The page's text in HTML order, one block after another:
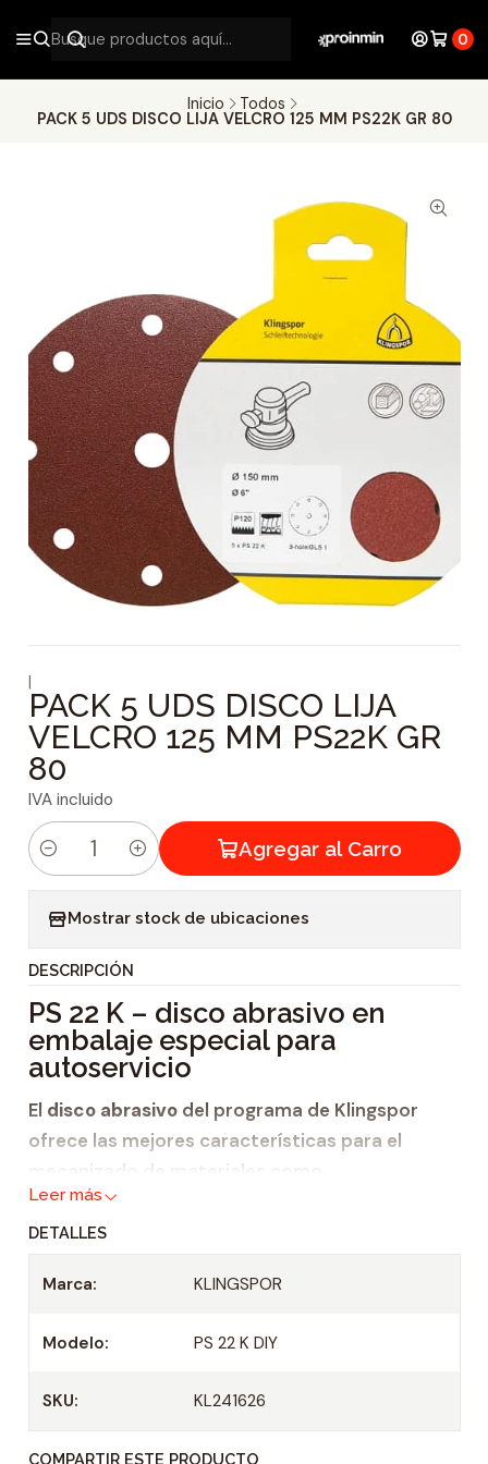
0
Inicio
Todos
PACK 5 UDS DISCO LIJA VELCRO 125 MM PS22K GR 80
|
PACK 5 UDS DISCO LIJA
VELCRO 125 MM PS22K GR
80
IVA incluido
C
i
d
a
d
Agregar al Carro
Mostrar stock de ubicaciones
DESCRIPCIÓN
PS 22 K – disco abrasivo en
embalaje especial para
autoservicio
El disco abrasivodel programa de Klingspor
ofrece las mejores características para el
mecanizado de materiales como
madera
acero inoxidable,
metal,
masilla,
plástico.
El producto PS 22 K se ofrece en un
Leer más
DETALLES
Marca: KLINGSPOR
Modelo: PS 22 K DIY
SKU: KL241626
COMPARTIR ESTE PRODUCTO